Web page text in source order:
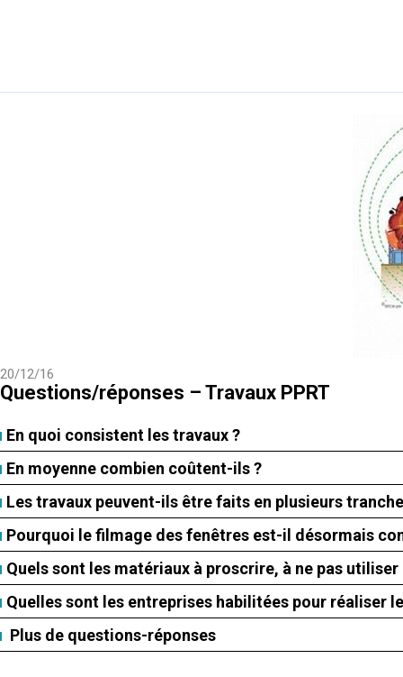
20/12/16
Questions/réponses – Travaux PPRT
En quoi consistent les travaux ?
En moyenne combien coûtent-ils ?
Les travaux peuvent-ils être faits en plusieurs
Pourquoi le filmage des fenêtres est-il désormais
Quels sont les matériaux à proscrire, à ne pas
Quelles sont les entreprises habilitées pour réaliser
Plus de questions-réponses